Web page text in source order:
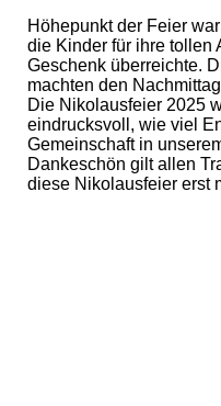
Höhepunkt der Feier
die Kinder für ihre tollen
Geschenk überreichte.
machten den
Die Nikolausfeier 2025
eindrucksvoll, wie viel
Gemeinschaft in
Dankeschön gilt allen
diese Nikolausfeier erst